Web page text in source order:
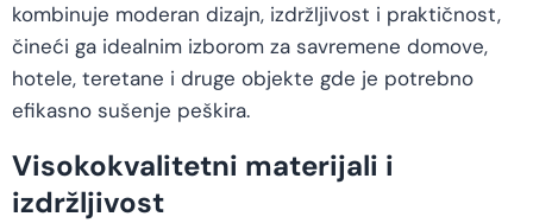
kombinuje moderan dizajn, izdržljivost i praktičnost,
čineći ga idealnim izborom za savremene domove,
hotele, teretane i druge objekte gde je potrebno
efikasno sušenje peškira.
Visokokvalitetni materijali i
izdržljivost